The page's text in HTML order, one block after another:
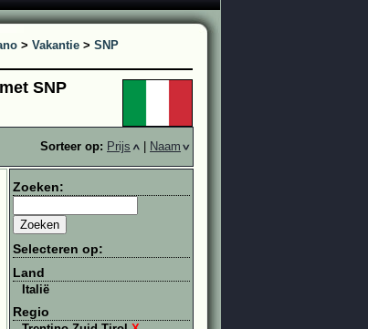
> Vakantie > SNP
SNP
Sorteer op: Prijs Naam
Zoeken:
Selecteren op:
Land
Italië
Regio